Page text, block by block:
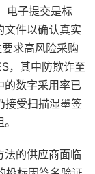
电子提交是标
文件以确认真实
求高风险采购
，其中防欺诈至
的数字采用率已
接受扫描湿墨签
法的供应商面临